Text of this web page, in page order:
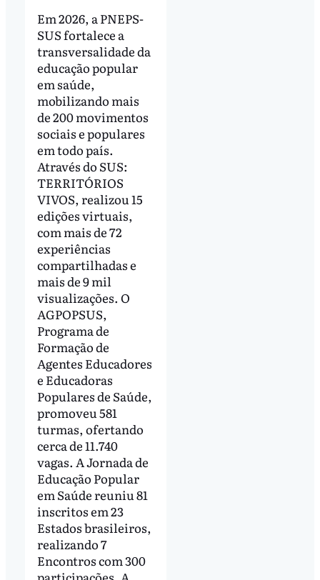
Em 2026, a PNEPS-
SUS fortalece a
transversalidade da
educação popular
em saúde,
mobilizando mais
de 200 movimentos
sociais e populares
em todo país.
Através do SUS:
TERRITÓRIOS
VIVOS, realizou 15
edições virtuais,
com mais de 72
experiências
compartilhadas e
mais de 9 mil
visualizações. O
AGPOPSUS,
Programa de
Formação de
Agentes Educadores
e Educadoras
Populares de Saúde,
promoveu 581
turmas, ofertando
cerca de 11.740
vagas. A Jornada de
Educação Popular
em Saúde reuniu 81
inscritos em 23
Estados brasileiros,
realizando 7
Encontros com 300